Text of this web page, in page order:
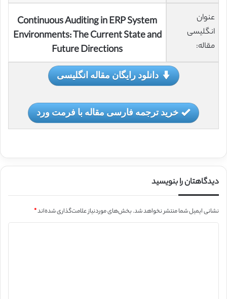
عنوان
انگلیسی
مقاله:
Continuous Auditing in ERP System
Environments: The Current State and
Future Directions
دانلود رایگان مقاله انگلیسی
خرید ترجمه فارسی مقاله با فرمت ورد
دیدگاهتان را بنویسید
نشانی ایمیل شما منتشر نخواهد شد.بخش‌های موردنیاز علامت‌گذاری شده‌اند*